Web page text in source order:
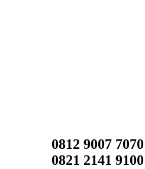
0812 9007 7070
0821 2141 9100